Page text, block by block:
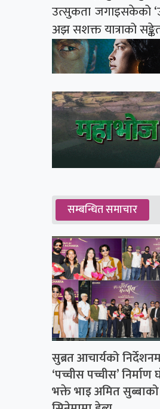
उत्सुकता जगाइसकेको
अझ सशक्त यात्राको
सम्बन्धित समाचार
सुब्रत आचार्यको
‘पच्चीस पच्चीस’ निर्माण
भक्ते भाइ अमित